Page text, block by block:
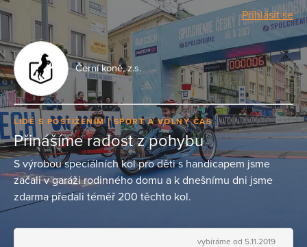
Přihlásit se
Černí koně, z.s.
LIDÉ S POSTIŽENÍM SPORT A VOLNÝ ČAS
Přinášíme radost z pohybu
S výrobou speciálních kol pro děti s handicapem jsme
začali v garáži rodinného domu a k dnešnímu dni jsme
zdarma předali téměř 200 těchto kol.
vybíráme od 5.11.2019